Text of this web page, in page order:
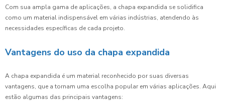
Com sua ampla gama de aplicações, a chapa expandida se solidifica
como um material indispensável em várias indústrias, atendendo às
necessidades específicas de cada projeto.
Vantagens do uso da chapa expandida
A chapa expandida é um material reconhecido por suas diversas
vantagens, que a tornam uma escolha popular em várias aplicações. Aqui
estão algumas das principais vantagens: